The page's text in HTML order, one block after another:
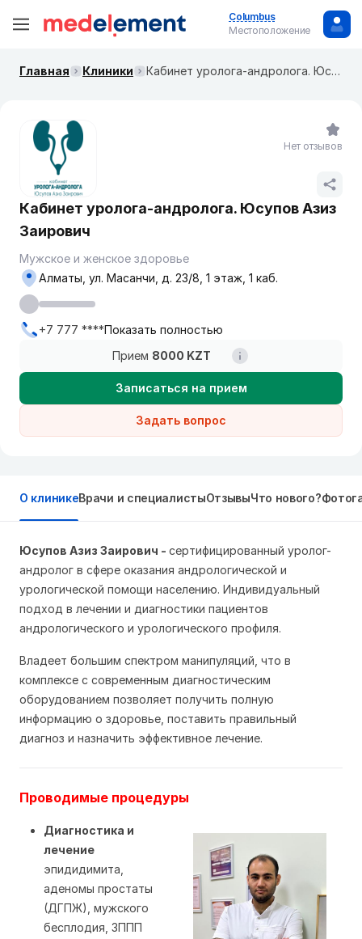
Columbus
Местоположение
Главная Клиники Кабинет уролога-андролога. Юсупов Азиз Заирович
Кабинет уролога-андролога. Юсупов Азиз
Заирович
Мужское и женское здоровье
Прием 8000 KZT
Записаться на прием
Задать вопрос
Алматы, ул. Масанчи, д. 23/8, 1 этаж, 1 каб.
+7 777 ****Показать полностью
Нет отзывов
О клиникеВрачи и специалистыОтзывыЧто нового?
Юсупов Азиз Заирович - сертифицированный уролог-
андролог в сфере оказания андрологической и
урологической помощи населению. Индивидуальный
подход в лечении и диагностики пациентов
андрологического и урологического профиля.
Владеет большим спектром манипуляций, что в
комплексе с современным диагностическим
оборудованием позволяет получить полную
информацию о здоровье, поставить правильный
диагноз и назначить эффективное лечение.
Проводимые процедуры
Диагностика и
лечение
эпидидимита,
аденомы простаты
(ДГПЖ), мужского
бесплодия, ЗППП